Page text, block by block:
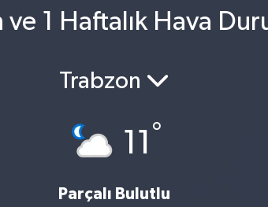
ve 1 Haftalık Hava
Trabzon
11 °
Parçalı Bulutlu